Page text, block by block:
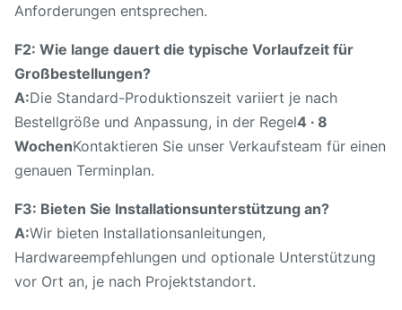
Anforderungen entsprechen.
F2: Wie lange dauert die typische Vorlaufzeit für
Großbestellungen?
A:Die Standard-Produktionszeit variiert je nach
Bestellgröße und Anpassung, in der Regel4 ∙ 8
WochenKontaktieren Sie unser Verkaufsteam für einen
genauen Terminplan.
F3: Bieten Sie Installationsunterstützung an?
A:Wir bieten Installationsanleitungen,
Hardwareempfehlungen und optionale Unterstützung
vor Ort an, je nach Projektstandort.